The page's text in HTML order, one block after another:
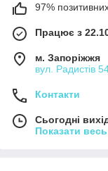
97% позитивних
Працює з
м. Запоріжжя
вул. Радистів
Контакти
Сьогодні
Показати